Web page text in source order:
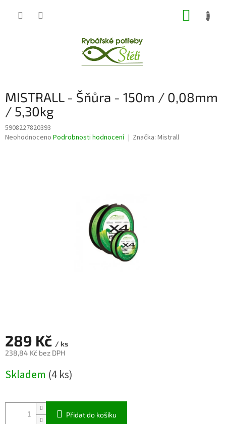
MISTRALL - Šňůra - 150m / 0,08mm
/ 5,30kg
5908227820393
Průměrné
Neohodnoceno Podrobnosti hodnocení Značka: Mistrall
289 Kč / ks
238,84 Kč bez DPH
cena:
Skladem (4 ks)
Přidat do košíku